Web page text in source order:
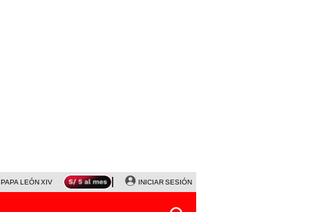
PAPA LEÓN XIV NALDY SALDAÑA LA BELLA LUZ
INICIAR SESIÓN